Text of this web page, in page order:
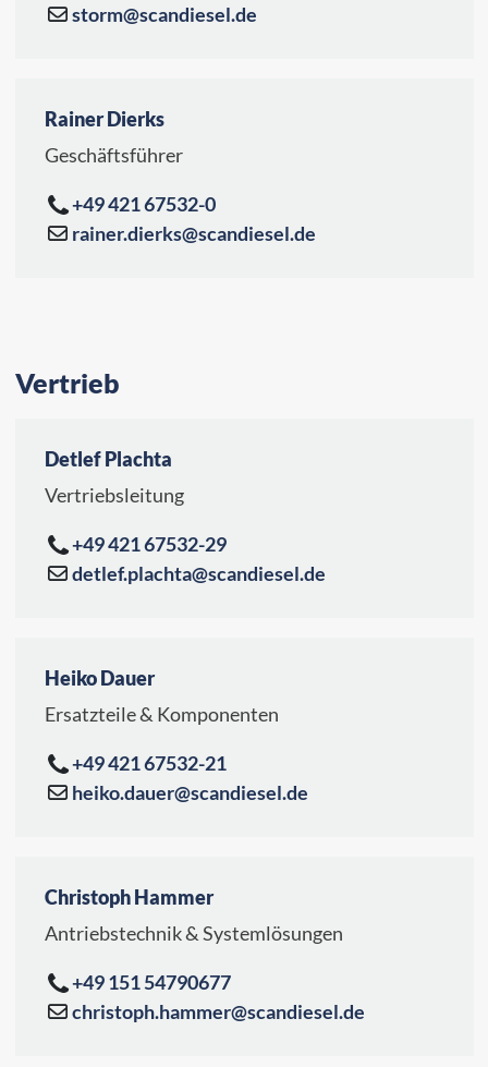
storm@scandiesel.de
Rainer Dierks
Geschäftsführer
+49 421 67532-0
rainer.dierks@scandiesel.de
Vertrieb
Detlef Plachta
Vertriebsleitung
+49 421 67532-29
detlef.plachta@scandiesel.de
Heiko Dauer
Ersatzteile & Komponenten
+49 421 67532-21
heiko.dauer@scandiesel.de
Christoph Hammer
Antriebstechnik & Systemlösungen
+49 151 54790677
christoph.hammer@scandiesel.de